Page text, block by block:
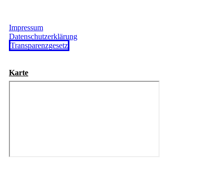
Impressum
Datenschutzerklärung
Transparenzgesetz
Karte